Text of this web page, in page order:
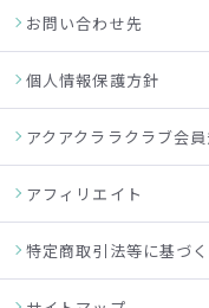
お問い合わせ先
個人情報保護方針
アクアクララクラブ会
アフィリエイト
特定商取引法等に基づ